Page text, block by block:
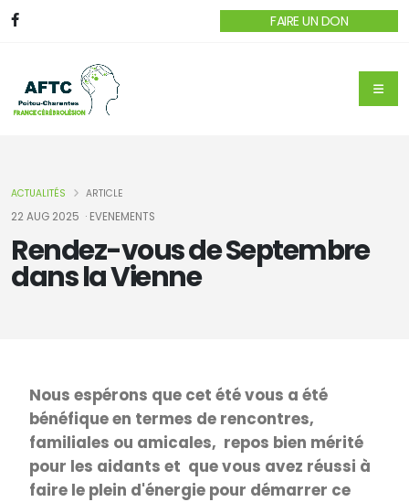
FAIRE UN DON
22 AUG 2025 · EVENEMENTS
Rendez-vous de Septembre
dans la Vienne
ACTUALITÉS ARTICLE
Nous espérons que cet été vous a été
bénéfique en termes de rencontres,
familiales ou amicales, repos bien mérité
pour les aidants et que vous avez réussi à
faire le plein d'énergie pour démarrer ce